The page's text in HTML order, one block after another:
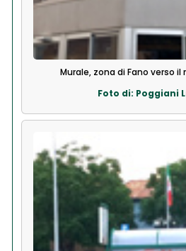
Murale, zona di Fano verso il
Foto di: Poggiani